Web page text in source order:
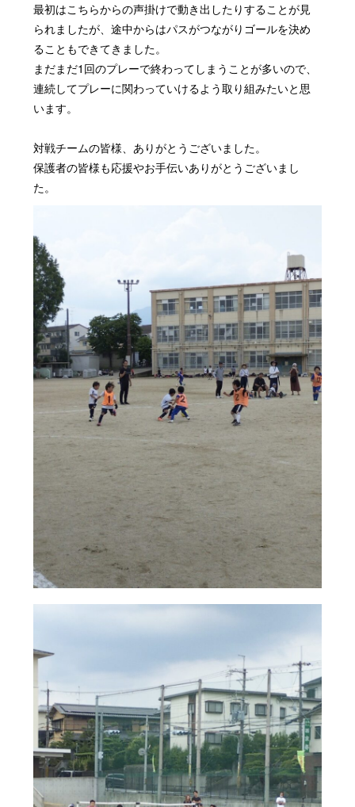
最初はこちらからの声掛けで動き出したりすることが見
られましたが、途中からはパスがつながりゴールを決め
ることもできてきました。
まだまだ1 回のプレーで終わってしまうことが多いので、
連続してプレーに関わっていけるよう取り組みたいと思
います。
対戦チームの皆様、ありがとうございました。
保護者の皆様も応援やお手伝いありがとうございまし
た。